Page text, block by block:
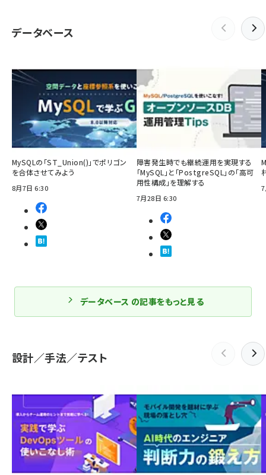
データベース
MySQLの「ST_Union()」でポリゴン
を合体させてみよう
8月7日 6:30
障害発生時でも継続運用を実現する
「MySQL」と「PostgreSQL」の「高可
用性構成」を理解する
7月28日 6:30
データベース の記事をもっと見る
設計／手法／テスト